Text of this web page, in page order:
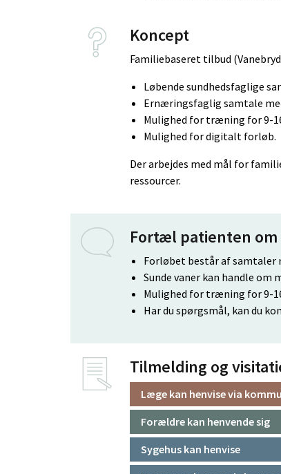
Koncept
Familiebaseret tilbud
Løbende sundhedsfaglige
Ernæringsfaglig samtale
Mulighed for træning for 9-
Mulighed for digitalt forløb.
Der arbejdes med mål for
ressourcer.
Fortæl patienten
Forløbet består af samtaler
Sunde vaner kan handle
Mulighed for træning for 9-
Har du spørgsmål, kan du
Tilmelding og
Læge kan henvise via
Forældre kan henvende sig
Sygehus kan henvise